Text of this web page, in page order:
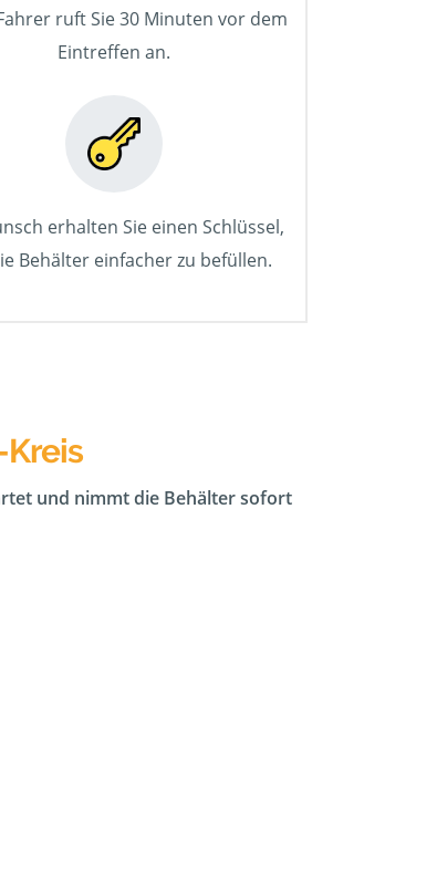
ruft Sie 30 Minuten vor dem
Eintreffen an.
erhalten Sie einen Schlüssel,
Behälter einfacher zu befüllen.
und nimmt die Behälter sofort